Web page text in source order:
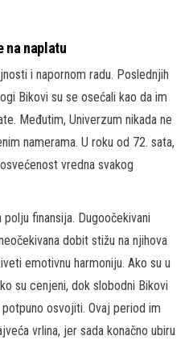
na naplatu
i napornom radu. Poslednjih
Bikovi su se osećali kao da im
Međutim, Univerzum nikada ne
namerama. U roku od 72. sata,
vredna svakog
finansija. Dugoočekivani
dobit stižu na njihova
emotivnu harmoniju. Ako su u
su cenjeni, dok slobodni Bikovi
osvojiti. Ovaj period im
vrlina, jer sada konačno ubiru